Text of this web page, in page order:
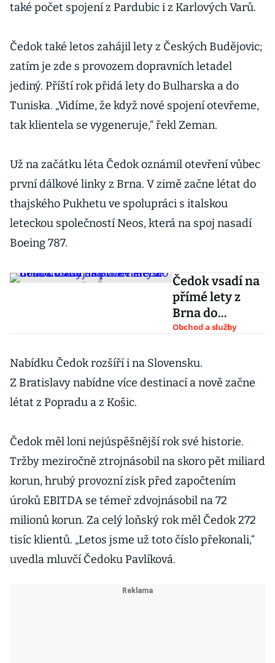
také počet spojení z Pardubic i z Karlových Varů.
Čedok také letos zahájil lety z Českých Budějovic;
zatím je zde s provozem dopravních letadel
jediný. Příští rok přidá lety do Bulharska a do
Tuniska. „Vidíme, že když nové spojení otevřeme,
tak klientela se vygeneruje,“ řekl Zeman.
Už na začátku léta Čedok oznámil otevření vůbec
první dálkové linky z Brna. V zimě začne létat do
thajského Pukhetu ve spolupráci s italskou
leteckou společností Neos, která na spoj nasadí
Boeing 787.
Čedok vsadí na
přímé lety z
Brna do
Thajska. Z
nikdy dálkově
nelétalo
Obchod a služby
Nabídku Čedok rozšíří i na Slovensku.
Z Bratislavy nabídne více destinací a nově začne
létat z Popradu a z Košic.
Čedok měl loni nejúspěšnější rok své historie.
Tržby meziročně ztrojnásobil na skoro pět miliard
korun, hrubý provozní zisk před započtením
úroků EBITDA se témeř zdvojnásobil na 72
milionů korun. Za celý loňský rok měl Čedok 272
tisíc klientů. „Letos jsme už toto číslo překonali,“
uvedla mluvčí Čedoku Pavlíková.